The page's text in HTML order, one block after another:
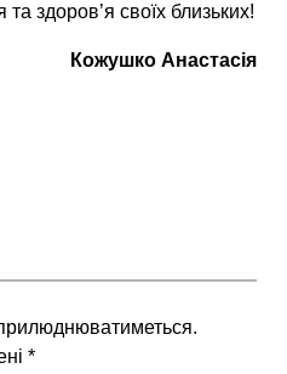
здоров’я своїх близьких!
Кожушко Анастасія
*